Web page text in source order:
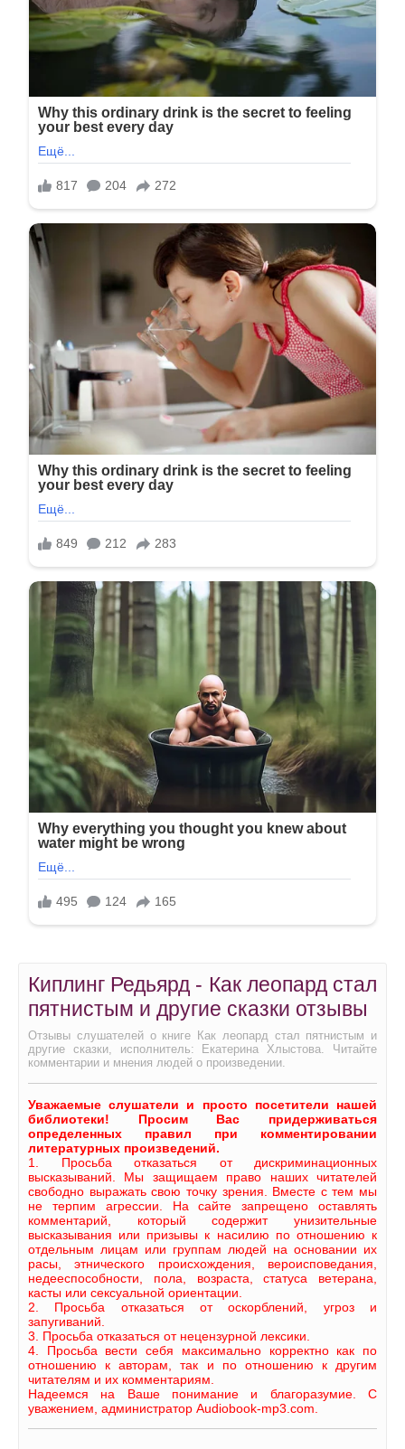
Киплинг Редьярд - Как леопард стал
пятнистым и другие сказки отзывы
Отзывы слушателей о книге Как леопард стал пятнистым и
другие сказки, исполнитель: Екатерина Хлыстова. Читайте
комментарии и мнения людей о произведении.
Уважаемые слушатели и просто посетители нашей
библиотеки! Просим Вас придерживаться
определенных правил при комментировании
литературных произведений.
1. Просьба отказаться от дискриминационных
высказываний. Мы защищаем право наших читателей
свободно выражать свою точку зрения. Вместе с тем мы
не терпим агрессии. На сайте запрещено оставлять
комментарий, который содержит унизительные
высказывания или призывы к насилию по отношению к
отдельным лицам или группам людей на основании их
расы, этнического происхождения, вероисповедания,
недееспособности, пола, возраста, статуса ветерана,
касты или сексуальной ориентации.
2. Просьба отказаться от оскорблений, угроз и
запугиваний.
3. Просьба отказаться от нецензурной лексики.
4. Просьба вести себя максимально корректно как по
отношению к авторам, так и по отношению к другим
читателям и их комментариям.
Надеемся на Ваше понимание и благоразумие. С
уважением, администратор Audiobook-mp3.com.